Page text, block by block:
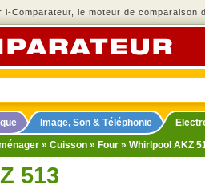
i-Comparateur, le moteur de comparaison
Image, Son & Téléphonie
» Cuisson » Four » Whirlpool AKZ
513